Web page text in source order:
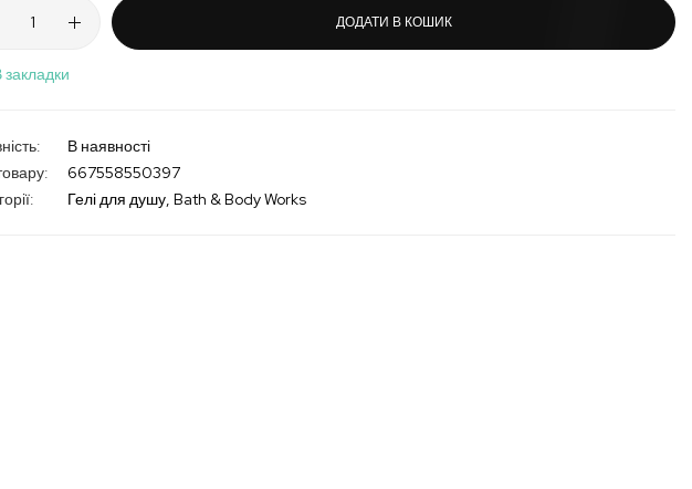
ДОДАТИ В КОШИК
закладки
В наявності
667558550397
Гелі для душу Bath & Body Works